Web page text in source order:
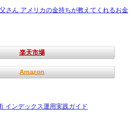
さん アメリカの金持ちが教えてくれるお金
楽天市場
Amazon
インデックス運用実践ガイド